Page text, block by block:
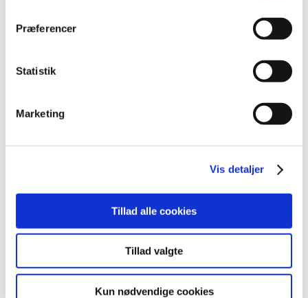
Præferencer
Statistik
Marketing
Vis detaljer
Tillad alle cookies
Tillad valgte
Kun nødvendige cookies
Forrige
Alle (447)
2021 (1)
2019 (18)
december (17)
november (26)